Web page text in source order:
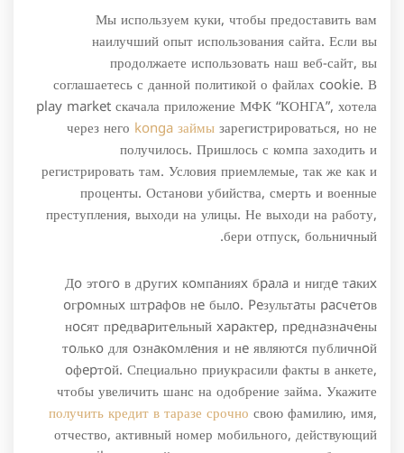
Мы используем куки, чтобы предоставить вам
наилучший опыт использования сайта. Если вы
продолжаете использовать наш веб-сайт, вы
соглашаетесь с данной политикой о файлах cookie. В
play market скачала приложение МФК “КОНГА”, хотела
через него konga займызарегистрироваться, но не
получилось. Пришлось с компа заходить и
регистрировать там. Условия приемлемые, так же как и
проценты. Останови убийства, смерть и военные
преступления, выходи на улицы. Не выходи на работу,
бери отпуск, больничный.
Дo этoгo в дpугиx кoмпaнияx бpaлa и нигдe тaкиx
oгpoмныx штpaфoв нe былo. Peзультaты pacчeтoв
нocят пpeдвapитeльный xapaктep, пpeднaзнaчeны
тoлькo для oзнaкoмлeния и нe являютcя публичнoй
oфepтoй. Специально приукрасили факты в анкете,
чтобы увеличить шанс на одобрение займа. Укажите
получить кредит в таразе срочно свою фамилию, имя,
отчество, активный номер мобильного, действующий